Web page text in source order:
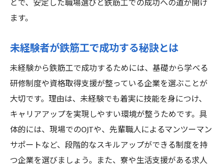
とで、安定した職場選びと鉄筋工での成功への道が開け
ます。
未経験者が鉄筋工で成功する秘訣とは
未経験から鉄筋工で成功するためには、基礎から学べる
研修制度や資格取得支援が整っている企業を選ぶことが
大切です。理由は、未経験でも着実に技能を身につけ、
キャリアアップを実現しやすい環境が整うためです。具
体的には、現場でのOJTや、先輩職人によるマンツーマン
サポートなど、段階的なスキルアップができる制度を持
つ企業を選びましょう。また、寮や生活支援がある求人